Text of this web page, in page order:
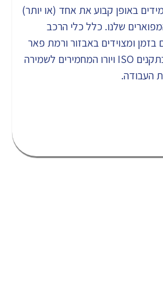
באופן קבוע את אחד (או יותר)
שלנו. כלל כלי הרכב
בזמן ומצוידים באבזור ורמת פאר
גבוהה. החברה עומדת בתקנים ISO ויורו המחמירים לשמירה
העבודה.